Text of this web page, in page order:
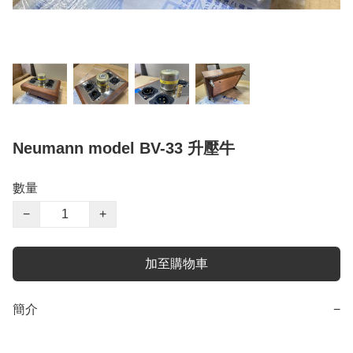
Neumann model BV-33 升壓牛
數量
−
+
加至購物車
簡介 −